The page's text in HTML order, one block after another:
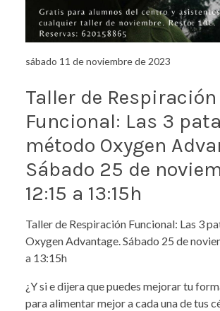
sábado 11 de noviembre de 2023
Taller de Respiración
Funcional: Las 3
método Oxygen
Sábado 25 de
12:15 a 13:15h
Taller de Respiración Funcional: Las 3
Oxygen Advantage. Sábado 25 de
a 13:15h
¿Y si e dijera que puedes mejorar tu
para alimentar mejor a cada una de tus